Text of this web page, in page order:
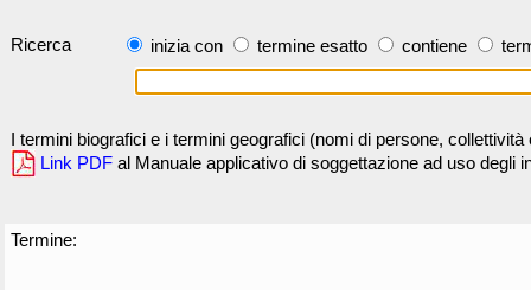
Ricerca inizia con termine esatto contiene
I termini biografici e i termini geografici (nomi di persone,
Link PDF al Manuale applicativo di soggettazione ad uso degli
Termine: